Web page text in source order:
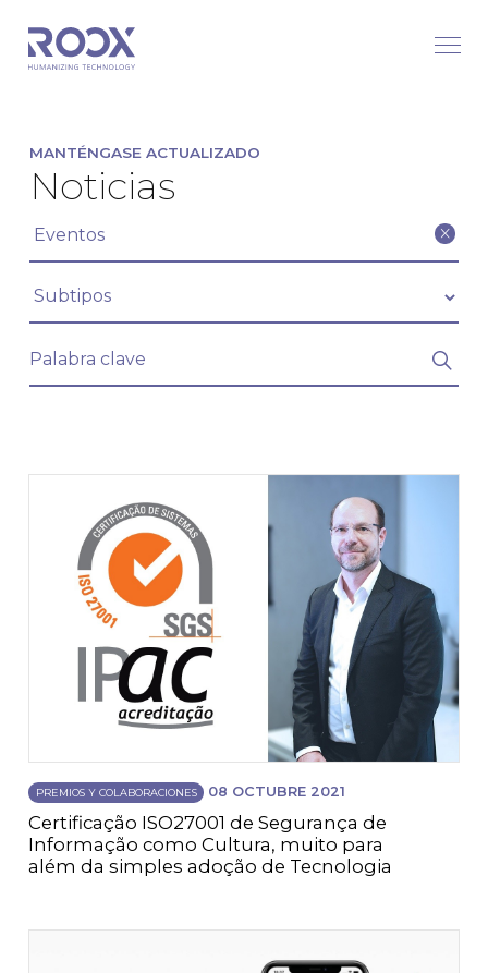
MANTÉNGASE ACTUALIZADO
Noticias
Filtrar artículos
PREMIOS Y COLABORACIONES 08 OCTUBRE 2021
Certificação ISO27001 de Segurança de
Informação como Cultura, muito para
além da simples adoção de Tecnologia